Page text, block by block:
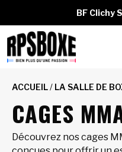
BF Clichy
ACCUEIL/ LA SALLE DE
CAGES
Découvrez nos cages